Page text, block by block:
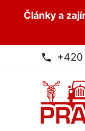
Články a
phone +420